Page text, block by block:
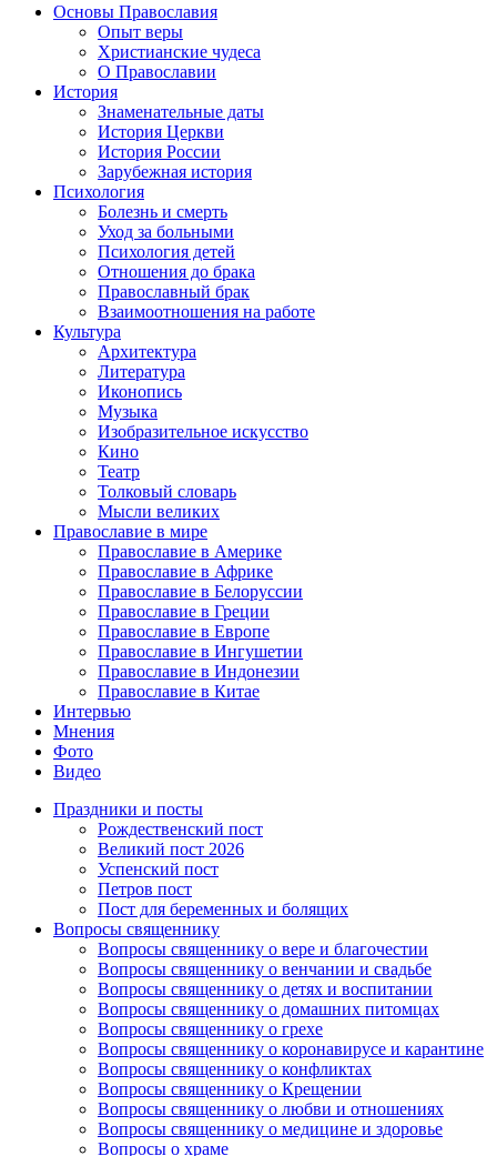
Основы Православия
Опыт веры
Христианские чудеса
О Православии
История
Знаменательные даты
История Церкви
История России
Зарубежная история
Психология
Болезнь и смерть
Уход за больными
Психология детей
Отношения до брака
Православный брак
Взаимоотношения на работе
Культура
Архитектура
Литература
Иконопись
Музыка
Изобразительное искусство
Кино
Театр
Толковый словарь
Мысли великих
Православие в мире
Православие в Америке
Православие в Африке
Православие в Белоруссии
Православие в Греции
Православие в Европе
Православие в Ингушетии
Православие в Индонезии
Православие в Китае
Интервью
Мнения
Фото
Видео
Праздники и посты
Рождественский пост
Великий пост 2026
Успенский пост
Петров пост
Пост для беременных и болящих
Вопросы священнику
Вопросы священнику о вере и благочестии
Вопросы священнику о венчании и свадьбе
Вопросы священнику о детях и воспитании
Вопросы священнику о домашних питомцах
Вопросы священнику о грехе
Вопросы священнику о коронавирусе и карантине
Вопросы священнику о конфликтах
Вопросы священнику о Крещении
Вопросы священнику о любви и отношениях
Вопросы священнику о медицине и здоровье
Вопросы о храме